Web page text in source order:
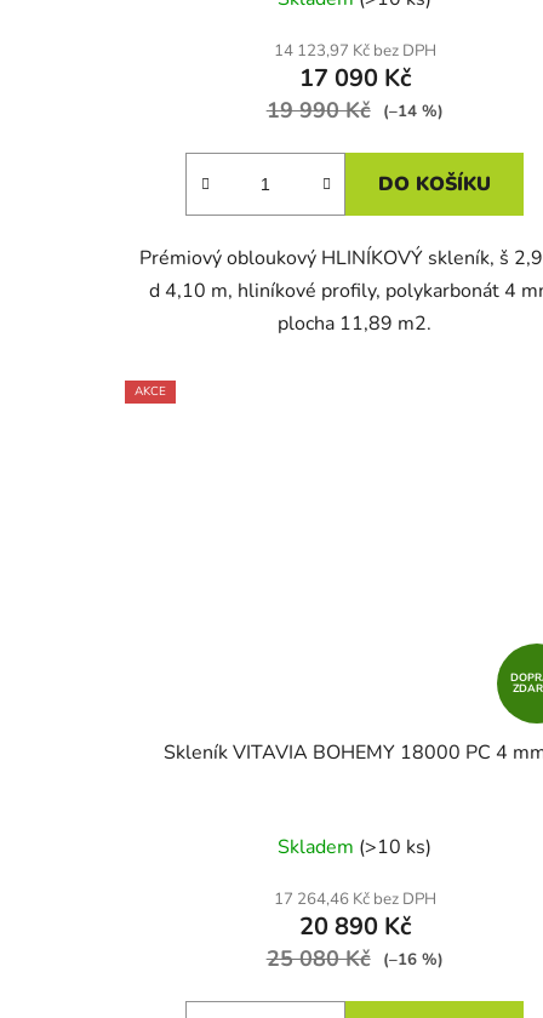
14 123,97 Kč bez DPH
17 090 Kč
19 990 Kč (–14 %)
DO KOŠÍKU
Prémiový obloukový HLINÍKOVÝ skleník, š
d 4,10 m, hliníkové profily, polykarbonát 4
plocha 11,89 m2.
AKCE
Skleník VITAVIA BOHEMY 18000 PC 4
Skladem (>10 ks)
17 264,46 Kč bez DPH
20 890 Kč
25 080 Kč (–16 %)